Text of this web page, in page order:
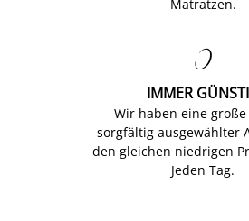
Matratzen.

IMMER
Wir haben eine
sorgfältig ausgewählter
den gleichen niedrigen
Jeden Tag.